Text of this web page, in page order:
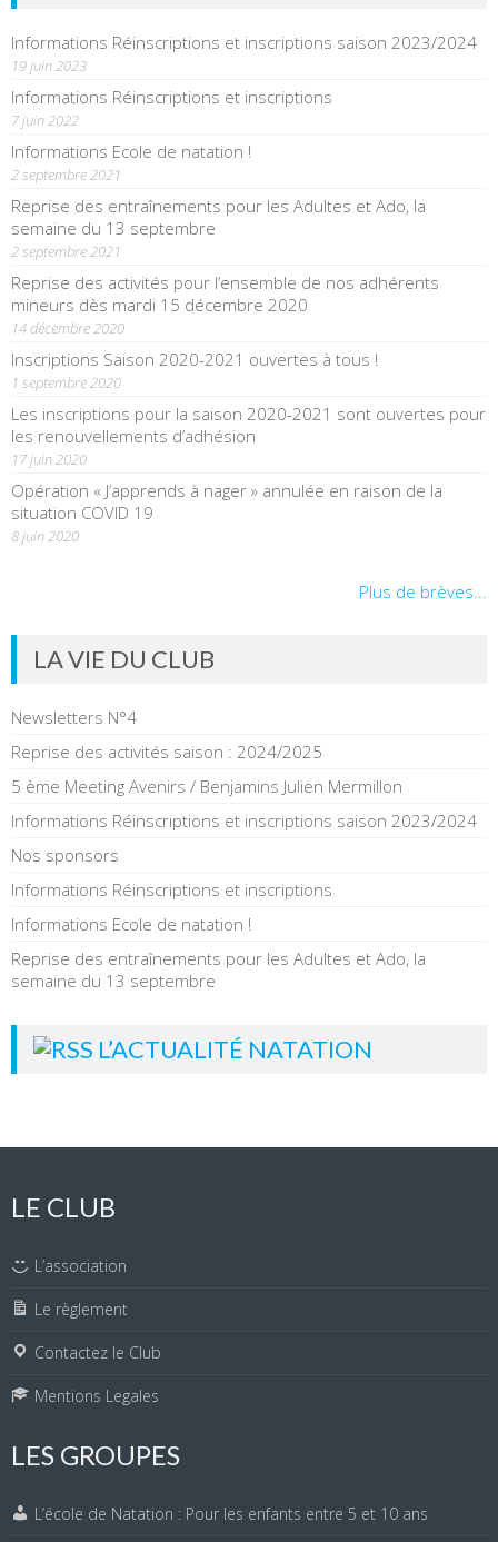
Informations Réinscriptions et inscriptions saison 2023/2024
19 juin 2023
Informations Réinscriptions et inscriptions
7 juin 2022
Informations Ecole de natation !
2 septembre 2021
Reprise des entraînements pour les Adultes et Ado, la
semaine du 13 septembre
2 septembre 2021
Reprise des activités pour l’ensemble de nos adhérents
mineurs dès mardi 15 décembre 2020
14 décembre 2020
Inscriptions Saison 2020-2021 ouvertes à tous !
1 septembre 2020
Les inscriptions pour la saison 2020-2021 sont ouvertes pour
les renouvellements d’adhésion
17 juin 2020
Opération « J’apprends à nager » annulée en raison de la
situation COVID 19
8 juin 2020
Plus de brèves...
LA VIE DU CLUB
Newsletters N°4
Reprise des activités saison : 2024/2025
5 ème Meeting Avenirs / Benjamins Julien Mermillon
Informations Réinscriptions et inscriptions saison 2023/2024
Nos sponsors
Informations Réinscriptions et inscriptions
Informations Ecole de natation !
Reprise des entraînements pour les Adultes et Ado, la
semaine du 13 septembre
L’ACTUALITÉ NATATION
LE CLUB
L’association
Le règlement
Contactez le Club
Mentions Legales
LES GROUPES
L’école de Natation : Pour les enfants entre 5 et 10 ans